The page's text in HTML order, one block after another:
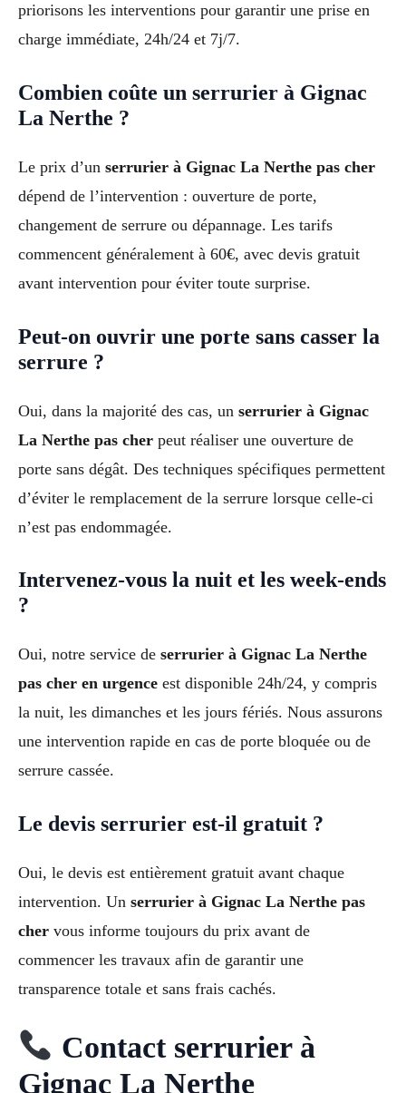
priorisons les interventions pour garantir une prise en
charge immédiate, 24h/24 et 7j/7.
Combien coûte un serrurier à Gignac
La Nerthe ?
Le prix d’un serrurier à Gignac La Nerthe pas cher
dépend de l’intervention : ouverture de porte,
changement de serrure ou dépannage. Les tarifs
commencent généralement à 60€, avec devis gratuit
avant intervention pour éviter toute surprise.
Peut-on ouvrir une porte sans casser la
serrure ?
Oui, dans la majorité des cas, un serrurier à Gignac
La Nerthe pas cher peut réaliser une ouverture de
porte sans dégât. Des techniques spécifiques permettent
d’éviter le remplacement de la serrure lorsque celle-ci
n’est pas endommagée.
Intervenez-vous la nuit et les week-ends
?
Oui, notre service de serrurier à Gignac La Nerthe
pas cher en urgence est disponible 24h/24, y compris
la nuit, les dimanches et les jours fériés. Nous assurons
une intervention rapide en cas de porte bloquée ou de
serrure cassée.
Le devis serrurier est-il gratuit ?
Oui, le devis est entièrement gratuit avant chaque
intervention. Un serrurier à Gignac La Nerthe pas
cher vous informe toujours du prix avant de
commencer les travaux afin de garantir une
transparence totale et sans frais cachés.
Contact serrurier à
Gignac La Nerthe